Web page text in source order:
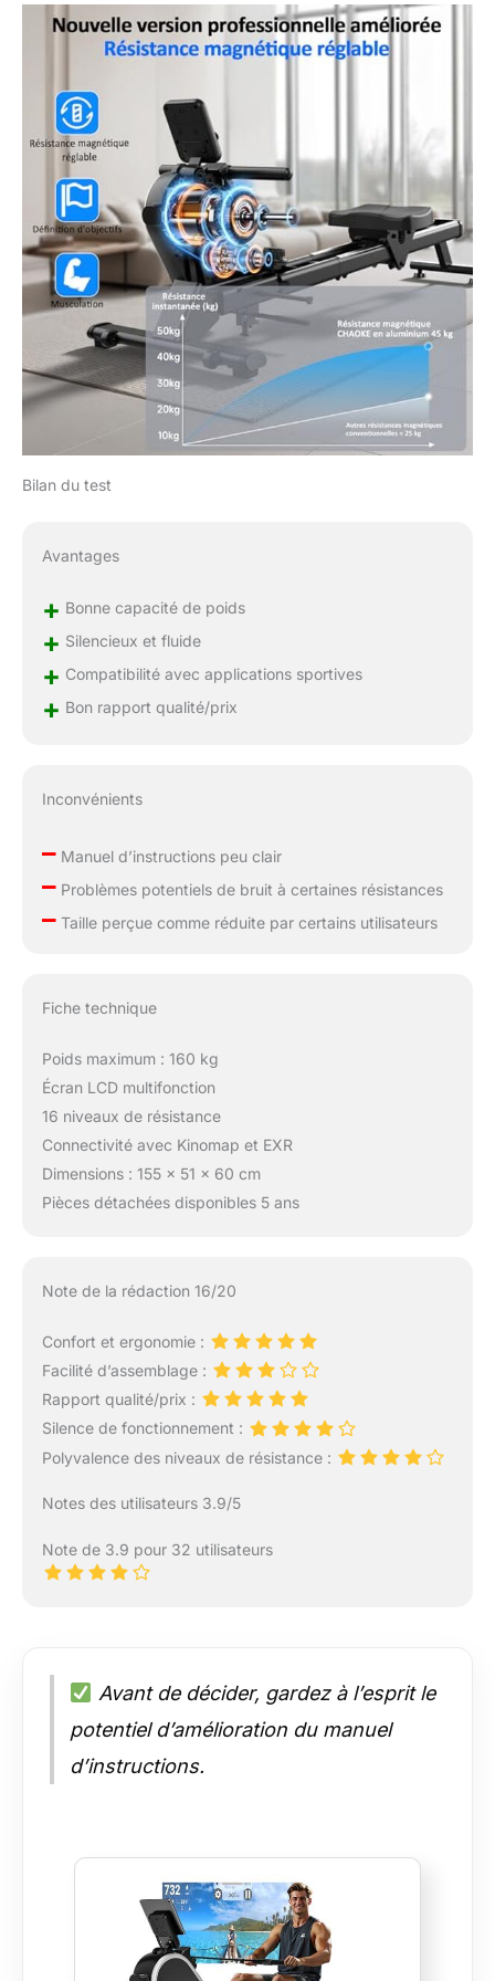
minutes et vous pouvez commencer votre
séance de fitness immédiatement ! Des
facilitent le déplacement et permettent un
gain de place. De plus, ce modèle convient
aux personnes de différentes tailles, de
162 cm à 195 cm, ce qui le rend idéal pour
une utilisation à domicile ou en salle de
sport.
𝘽𝙍𝙐̂𝙇𝙀-𝙂𝙍𝘼𝙄𝙎𝙎𝙀𝙎 𝙋𝙐𝙄𝙎𝙎𝘼𝙉𝙏,
𝙁𝘼𝘾̧𝙊𝙉𝙉𝘼𝙉𝙏 𝙐𝙉 𝘾𝙊𝙍𝙋𝙎 𝙁𝙀𝙍𝙈𝙀 : 30
minutes d'aviron équivalent à une heure
de jogging. Le rameur Chaoke active
efficacement vos groupes musculaires,
sollicite l'ensemble de votre corps
simultanément, améliore efficacement
votre activité aérobique et vous aide à
perdre de la graisse ou à développer votre
plasticité.
𝙎𝙀𝙍𝙑𝙄𝘾𝙀 𝘼𝙋𝙍𝙀̀𝙎-𝙑𝙀𝙉𝙏𝙀
𝙋𝙍𝙊𝙁𝙀𝙎𝙎𝙄𝙊𝙉𝙉𝙀𝙇 : CHAOKE s'engage à
et produits. Nous offrons une garantie de
professionnel est toujours à votre
Bilan du test
Avantages
+ Bonne capacité de poids
+ Silencieux et fluide
+ Compatibilité avec applications sportives
+ Bon rapport qualité/prix
Inconvénients
–Manuel d’instructions peu clair
–Problèmes potentiels de bruit à certaines résistances
–Taille perçue comme réduite par certains utilisateurs
Fiche technique
Poids maximum : 160 kg
Écran LCD multifonction
16 niveaux de résistance
Connectivité avec Kinomap et EXR
Dimensions : 155 x 51 x 60 cm
Pièces détachées disponibles 5 ans
Note de la rédaction 16/20
Confort et ergonomie :
Facilité d’assemblage :
Rapport qualité/prix :
Silence de fonctionnement :
Polyvalence des niveaux de résistance :
Notes des utilisateurs 3.9/5
Note de 3.9 pour 32 utilisateurs
Avant de décider, gardez à l’esprit le
potentiel d’amélioration du manuel
d’instructions.